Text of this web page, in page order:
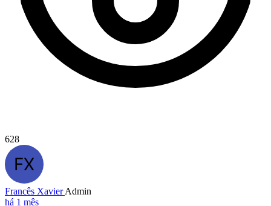
628
Francês XavierAdmin
há 1 mês